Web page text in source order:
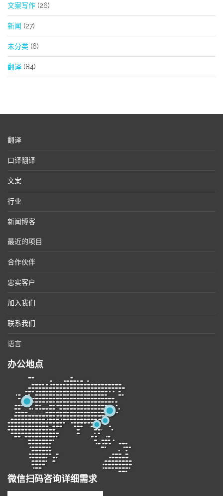
文案写作 (26)
新闻 (27)
未分类 (6)
翻译 (84)
翻译
口译翻译
文案
行业
新闻博客
最近的项目
合作伙伴
忠实客户
加入我们
联系我们
语言
办公地点
微信扫码咨询详细需求